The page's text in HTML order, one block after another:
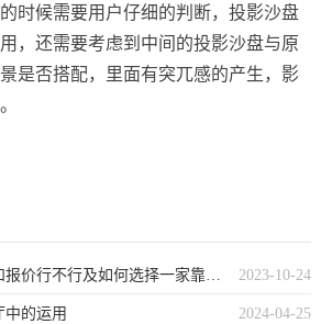
时候需要用户仔细的判断，投影沙盘
，还需要考虑到中间的投影沙盘与原
是否搭配，里面有突兀感的产生，影
2023-10-24
找动画公司只看案例和报价行不行及如何选择一家靠谱的动画公司
2024-04-25
中的运用